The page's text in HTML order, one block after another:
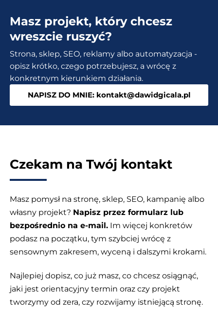
Masz projekt, który chcesz
wreszcie ruszyć?
Strona, sklep, SEO, reklamy albo automatyzacja -
opisz krótko, czego potrzebujesz, a wrócę z
konkretnym kierunkiem działania.
NAPISZ DO MNIE: kontakt@dawidgicala.pl
Czekam na Twój kontakt
Masz pomysł na stronę, sklep, SEO, kampanię albo
własny projekt? Napisz przez formularz lub
bezpośrednio na e-mail. Im więcej konkretów
podasz na początku, tym szybciej wrócę z
sensownym zakresem, wyceną i dalszymi krokami.
Najlepiej dopisz, co już masz, co chcesz osiągnąć,
jaki jest orientacyjny termin oraz czy projekt
tworzymy od zera, czy rozwijamy istniejącą stronę.